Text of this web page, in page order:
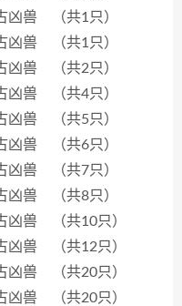
凶兽 （共1只）
凶兽 （共1只）
凶兽 （共2只）
凶兽 （共4只）
凶兽 （共5只）
凶兽 （共6只）
凶兽 （共7只）
凶兽 （共8只）
凶兽 （共10只）
凶兽 （共12只）
凶兽 （共20只）
凶兽 （共20只）